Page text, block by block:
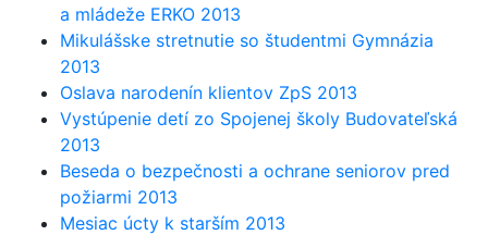
a mládeže ERKO 2013
Mikulášske stretnutie so študentmi Gymnázia
2013
Oslava narodenín klientov ZpS 2013
Vystúpenie detí zo Spojenej školy Budovateľská
2013
Beseda o bezpečnosti a ochrane seniorov pred
požiarmi 2013
Mesiac úcty k starším 2013